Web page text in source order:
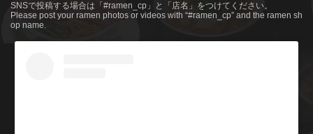
SNSで投稿する場合は「#ramen_cp」と「店名」をつけてください。
Please post your ramen photos or videos with “#ramen_cp” and the ramen sh
op name.